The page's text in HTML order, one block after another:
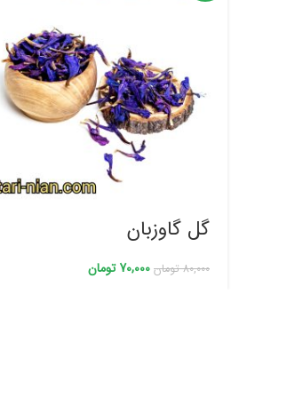
گل گاوزبان
80,000 تومان 70,000 تومان